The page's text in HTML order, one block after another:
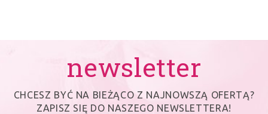
newsletter
CHCESZ BYĆ NA BIEŻĄCO Z NAJNOWSZĄ OFERTĄ?
ZAPISZ SIĘ DO NASZEGO NEWSLETTERA!